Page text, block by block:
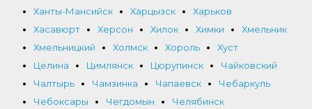
Ханты-Мансийск
Харцызск
Харьков
Хасавюрт
Херсон Хилок Химки
Хмельник
Хмельницкий
Холмск Хороль
Хуст
Целина
Цимлянск Цюрупинск
Чайковский
Чалтырь
Чамзинка Чапаевск
Чебаркуль
Чебоксары
Чегдомын
Челябинск